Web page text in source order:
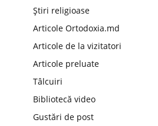
Știri religioase
Articole Ortodoxia.md
Articole de la vizitatori
Articole preluate
Tâlcuiri
Bibliotecă video
Gustări de post